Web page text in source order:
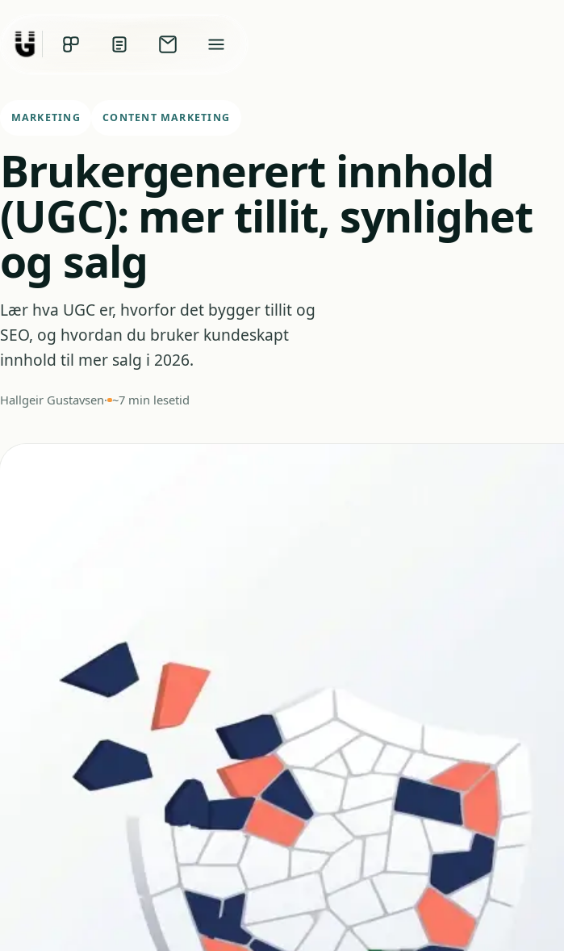
MARKETING CONTENT MARKETING
Brukergenerert innhold
(UGC): mer tillit, synlighet
og salg
Lær hva UGC er, hvorfor det bygger tillit og
SEO, og hvordan du bruker kundeskapt
innhold til mer salg i 2026.
Hallgeir Gustavsen· ~7 min lesetid